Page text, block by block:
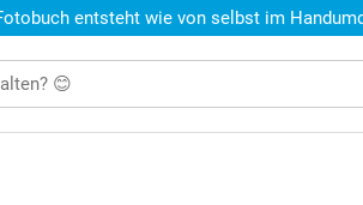
entsteht wie von selbst im